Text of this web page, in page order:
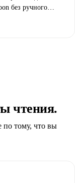
без ручного
платформа
чтения.
по тому, что вы